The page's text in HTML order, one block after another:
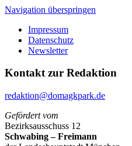
Navigation überspringen
Impressum
Datenschutz
Newsletter
Kontakt zur Redaktion
redaktion@domagkpark.de
Gefördert vom
Bezirksausschuss 12
Schwabing – Freimann